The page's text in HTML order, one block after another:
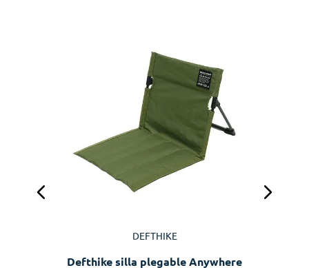
DEFTHIKE
Defthike silla plegable Anywhere